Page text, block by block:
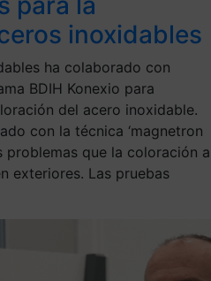
inoxidables
ha colaborado con
BDIH Konexio para
del acero inoxidable.
con la técnica ‘magnetron
problemas que la coloración a
exteriores. Las pruebas